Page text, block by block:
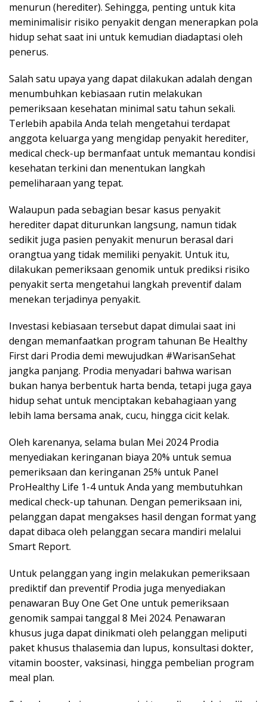
menurun (herediter). Sehingga, penting untuk kita
meminimalisir risiko penyakit dengan menerapkan pola
hidup sehat saat ini untuk kemudian diadaptasi oleh
penerus.
Salah satu upaya yang dapat dilakukan adalah dengan
menumbuhkan kebiasaan rutin melakukan
pemeriksaan kesehatan minimal satu tahun sekali.
Terlebih apabila Anda telah mengetahui terdapat
anggota keluarga yang mengidap penyakit herediter,
medical check-up bermanfaat untuk memantau kondisi
kesehatan terkini dan menentukan langkah
pemeliharaan yang tepat.
Walaupun pada sebagian besar kasus penyakit
herediter dapat diturunkan langsung, namun tidak
sedikit juga pasien penyakit menurun berasal dari
orangtua yang tidak memiliki penyakit. Untuk itu,
dilakukan pemeriksaan genomik untuk prediksi risiko
penyakit serta mengetahui langkah preventif dalam
menekan terjadinya penyakit.
Investasi kebiasaan tersebut dapat dimulai saat ini
dengan memanfaatkan program tahunan Be Healthy
First dari Prodia demi mewujudkan #WarisanSehat
jangka panjang. Prodia menyadari bahwa warisan
bukan hanya berbentuk harta benda, tetapi juga gaya
hidup sehat untuk menciptakan kebahagiaan yang
lebih lama bersama anak, cucu, hingga cicit kelak.
Oleh karenanya, selama bulan Mei 2024 Prodia
menyediakan keringanan biaya 20% untuk semua
pemeriksaan dan keringanan 25% untuk Panel
ProHealthy Life 1-4 untuk Anda yang membutuhkan
medical check-up tahunan. Dengan pemeriksaan ini,
pelanggan dapat mengakses hasil dengan format yang
dapat dibaca oleh pelanggan secara mandiri melalui
Smart Report.
Untuk pelanggan yang ingin melakukan pemeriksaan
prediktif dan preventif Prodia juga menyediakan
penawaran Buy One Get One untuk pemeriksaan
genomik sampai tanggal 8 Mei 2024. Penawaran
khusus juga dapat dinikmati oleh pelanggan meliputi
paket khusus thalasemia dan lupus, konsultasi dokter,
vitamin booster, vaksinasi, hingga pembelian program
meal plan.